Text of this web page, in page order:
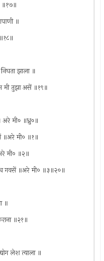
॥१७॥
॥
झाला ॥
मी तुझा असें ॥१९॥
मी० ॥ध्रु०॥
॥अरे मी० ॥१॥
मी० ॥२॥
गवसें ॥अरे मी० ॥३॥२०॥
॥
॥२१॥
लेश त्याला ॥